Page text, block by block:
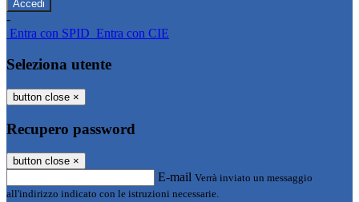
-
Entra con SPID Entra con CIE
Seleziona utente
button close ×
Recupero password
button close ×
E-mail Verrà inviato un messaggio
all'indirizzo indicato con le istruzioni necessarie.